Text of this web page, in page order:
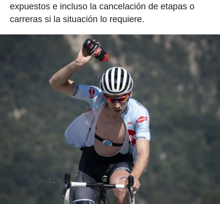
expuestos e incluso la cancelación de etapas o
carreras si la situación lo requiere.